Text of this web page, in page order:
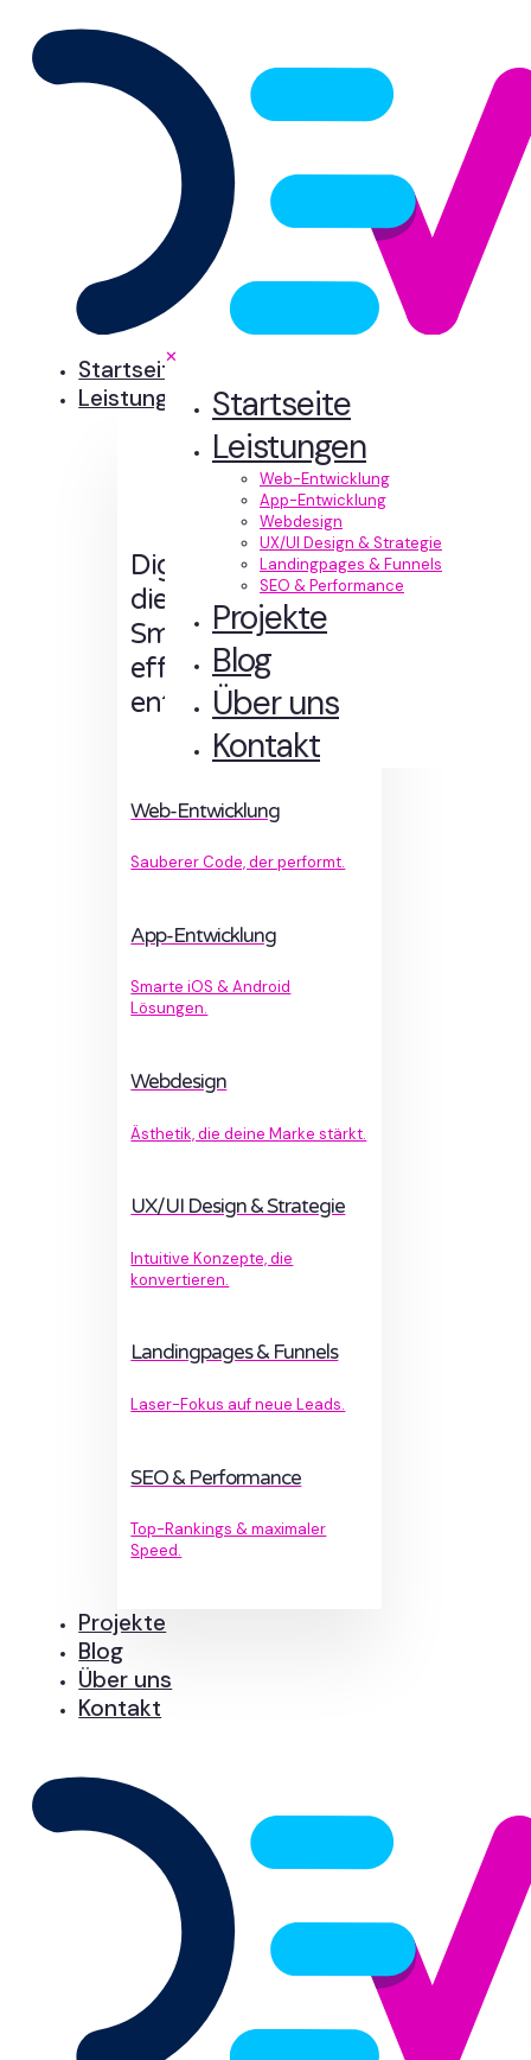
✕
Startseite
Leistungen
Web-Entwicklung
App-Entwicklung
Webdesign
UX/UI Design & Strategie
Landingpages & Funnels
SEO & Performance
Projekte
Blog
Über uns
Kontakt
Startseite
Leistungen
Digitale Erlebnisse,
die Sinn machen.
Smart designt und
effizient
entwickelt.
Web-Entwicklung
Sauberer Code, der performt.
App-Entwicklung
Smarte iOS & Android
Lösungen.
Webdesign
Ästhetik, die deine Marke stärkt.
UX/UI Design & Strategie
Intuitive Konzepte, die
konvertieren.
Landingpages & Funnels
Laser-Fokus auf neue Leads.
SEO & Performance
Top-Rankings & maximaler
Speed.
Projekte
Blog
Über uns
Kontakt